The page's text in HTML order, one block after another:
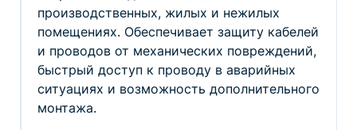
производственных, жилых и нежилых
помещениях. Обеспечивает защиту кабелей
и проводов от механических повреждений,
быстрый доступ к проводу в аварийных
ситуациях и возможность дополнительного
монтажа.